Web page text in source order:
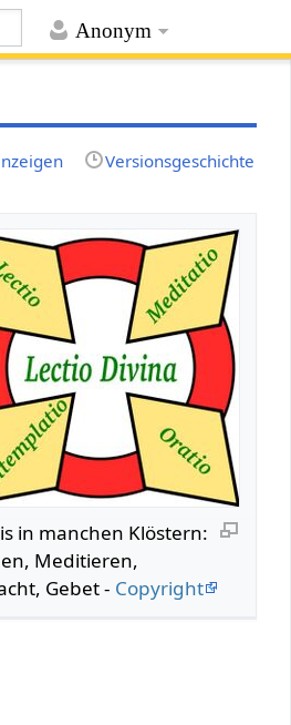
Anonym
Versionsgeschichte
in manchen Klöstern:
Meditieren,
Gebet - Copyright